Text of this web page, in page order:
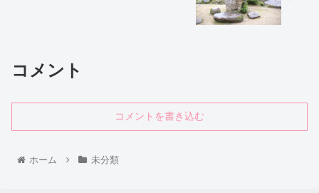
コメント
コメントを書き込む
ホーム 未分類